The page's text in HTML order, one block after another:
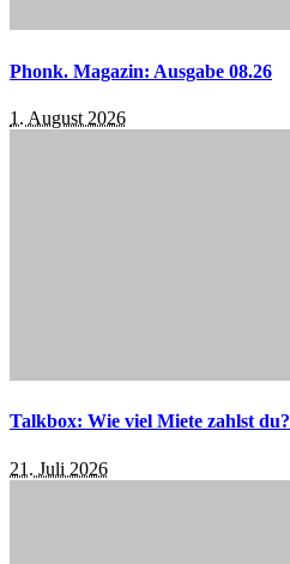
Phonk. Magazin: Ausgabe 08.26
1. August 2026
Talkbox: Wie viel Miete zahlst du?
21. Juli 2026